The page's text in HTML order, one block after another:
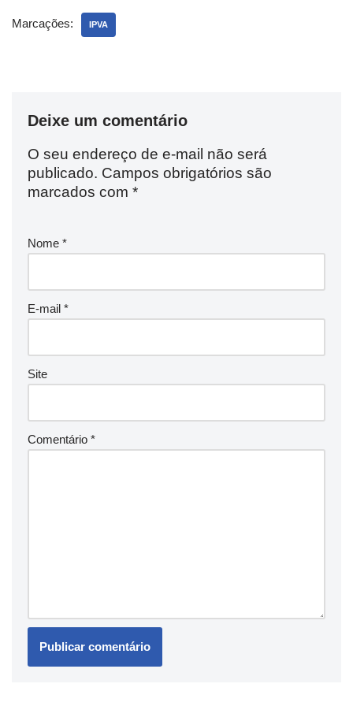
Marcações: IPVA
Deixe um comentário
O seu endereço de e-mail não será
publicado. Campos obrigatórios são
marcados com *
Nome *
E-mail *
Site
Comentário *